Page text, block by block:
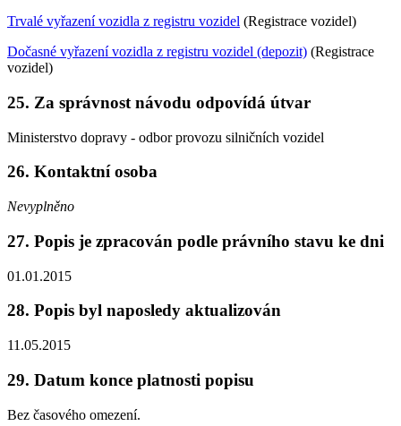
Trvalé vyřazení vozidla z registru vozidel (Registrace vozidel)
Dočasné vyřazení vozidla z registru vozidel (depozit) (Registrace
vozidel)
25. Za správnost návodu odpovídá útvar
Ministerstvo dopravy - odbor provozu silničních vozidel
26. Kontaktní osoba
Nevyplněno
27. Popis je zpracován podle právního stavu ke dni
01.01.2015
28. Popis byl naposledy aktualizován
11.05.2015
29. Datum konce platnosti popisu
Bez časového omezení.